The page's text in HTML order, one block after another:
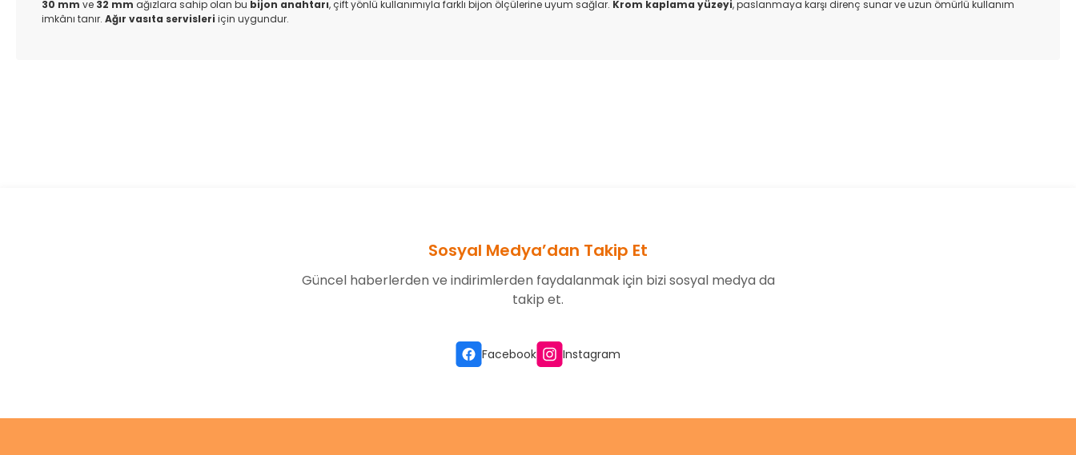
30 mm ve 32 mm ağızlara sahip olan bu bijon anahtarı, çift yönlü kullanımıyla farklı bijon ölçülerine uyum sağlar. Krom kaplama yüzeyi, paslanmaya karşı direnç sunar ve uzun ömürlü kullanım
imkânı tanır. Ağır vasıta servisleri için uygundur.
Gönder
Sosyal Medya’dan Takip Et
Güncel haberlerden ve indirimlerden faydalanmak için bizi sosyal medya da
takip et.
Facebook Instagram